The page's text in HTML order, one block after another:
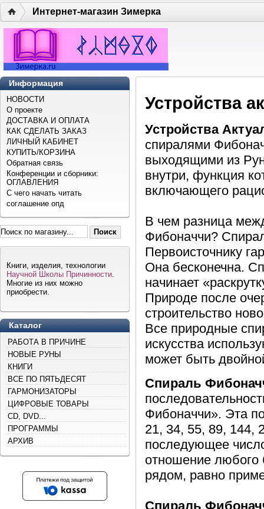
Интернет-магазин Зимерка
Информация
НОВОСТИ
О проекте
ДОСТАВКА И ОПЛАТА
КАК СДЕЛАТЬ ЗАКАЗ
ЛИЧНЫЙ КАБИНЕТ
КУПИТЬ/КОРЗИНА
Обратная связь
Конференции и сборники:
ОГЛАВЛЕНИЯ
С чего начать читать
соглашение опд
Книги, изделия, технологии
Научной Школы Причинности
Многие из них можно
приобрести.
Каталог
РАБОТА В ПРИЧИНЕ
НОВЫЕ РУНЫ
КНИГИ
ВСЕ ПО ПЯТЬДЕСЯТ
ГАРМОНИЗАТОРЫ
ЦИФРОВЫЕ ТОВАРЫ
CD, DVD...
ПРОГРАММЫ
АРХИВ
Устройства
Устройства
спиралями
выходящими из
внутри, функция
включающего
В чем разница
Фибоначчи?
Первоисточнику
Она бесконечна.
начинает
Природе после
строительство
Все природные
искусства
может быть
Спираль
Фибоначчи». Эта
21, 34, 55, 89, 144,
последующее
отношение любого
рядом, равно
Cпираль